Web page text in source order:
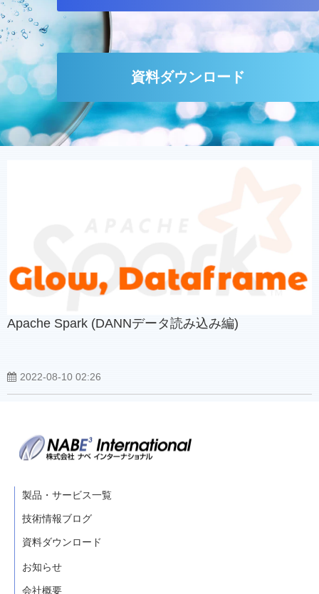
資料ダウンロード
Apache Spark (DANNデータ読み込み編)
2022-08-10 02:26
製品・サービス一覧
技術情報ブログ
資料ダウンロード
お知らせ
会社概要